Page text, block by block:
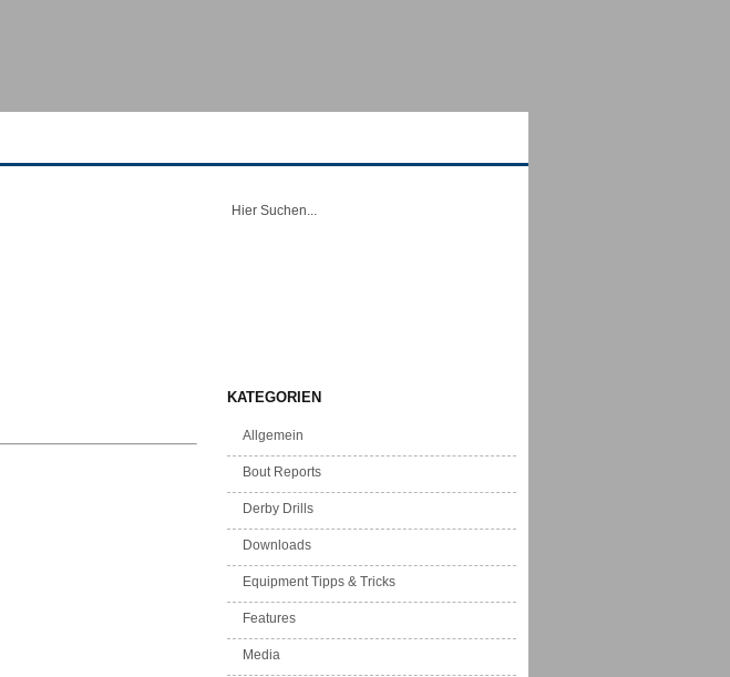
KATEGORIEN
Allgemein
Bout Reports
Derby Drills
Downloads
Equipment Tipps & Tricks
Features
Media